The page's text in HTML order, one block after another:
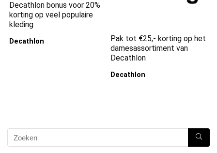
Decathlon bonus voor 20%
korting op veel populaire
kleding
Decathlon
Pak tot €25,- korting op het
damesassortiment van
Decathlon
Decathlon